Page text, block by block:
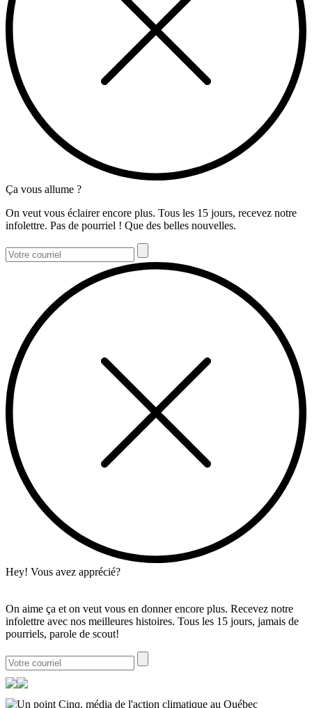
Ça vous allume ?
On veut vous éclairer encore plus. Tous les 15 jours, recevez notre
infolettre. Pas de pourriel ! Que des belles nouvelles.
Hey! Vous avez apprécié?
On aime ça et on veut vous en donner encore plus. Recevez notre
infolettre avec nos meilleures histoires. Tous les 15 jours, jamais de
pourriels, parole de scout!